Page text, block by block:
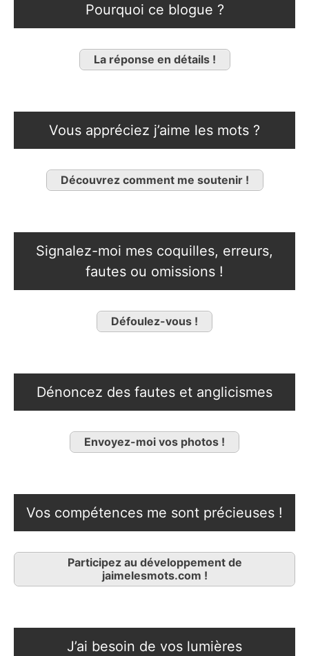
Pourquoi ce blogue ?
La réponse en détails !
Vous appréciez j’aime les mots ?
Découvrez comment me soutenir !
Signalez-moi mes coquilles, erreurs,
fautes ou omissions !
Défoulez-vous !
Dénoncez des fautes et anglicismes
Envoyez-moi vos photos !
Vos compétences me sont précieuses !
Participez au développement de
jaimelesmots.com !
J’ai besoin de vos lumières